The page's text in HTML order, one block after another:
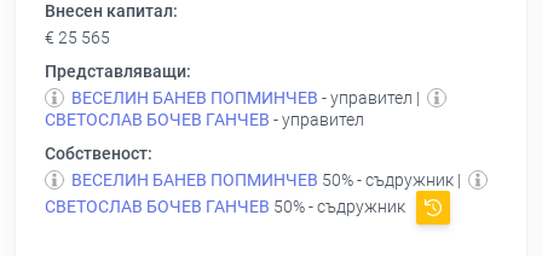
Внесен капитал:
€ 25 565
Представляващи:
ВЕСЕЛИН БАНЕВ ПОПМИНЧЕВ - управител |
СВЕТОСЛАВ БОЧЕВ ГАНЧЕВ - управител
Собственост:
ВЕСЕЛИН БАНЕВ ПОПМИНЧЕВ 50% - съдружник |
СВЕТОСЛАВ БОЧЕВ ГАНЧЕВ 50% - съдружник